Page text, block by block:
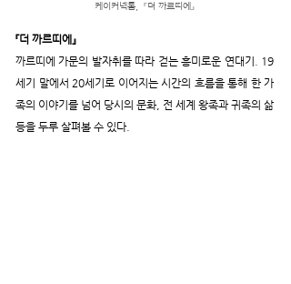
케이커넥톰, 『더 까르띠에』
『더 까르띠에』
까르띠에 가문의 발자취를 따라 걷는 흥미로운 연대기. 19
세기 말에서 20세기로 이어지는 시간의 흐름을 통해 한 가
족의 이야기를 넘어 당시의 문화, 전 세계 왕족과 귀족의 삶
등을 두루 살펴볼 수 있다.